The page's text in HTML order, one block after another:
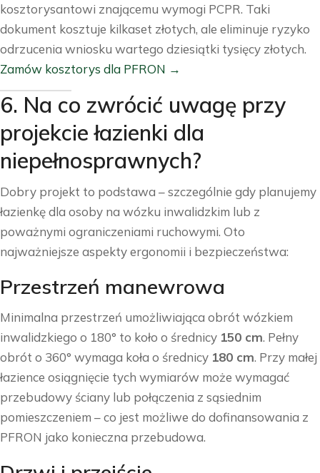
kosztorysantowi znającemu wymogi PCPR. Taki
dokument kosztuje kilkaset złotych, ale eliminuje ryzyko
odrzucenia wniosku wartego dziesiątki tysięcy złotych.
Zamów kosztorys dla PFRON →
6. Na co zwrócić uwagę przy
projekcie łazienki dla
niepełnosprawnych?
Dobry projekt to podstawa – szczególnie gdy planujemy
łazienkę dla osoby na wózku inwalidzkim lub z
poważnymi ograniczeniami ruchowymi. Oto
najważniejsze aspekty ergonomii i bezpieczeństwa:
Przestrzeń manewrowa
Minimalna przestrzeń umożliwiająca obrót wózkiem
inwalidzkiego o 180° to koło o średnicy 150 cm. Pełny
obrót o 360° wymaga koła o średnicy 180 cm. Przy małej
łazience osiągnięcie tych wymiarów może wymagać
przebudowy ściany lub połączenia z sąsiednim
pomieszczeniem – co jest możliwe do dofinansowania z
PFRON jako konieczna przebudowa.